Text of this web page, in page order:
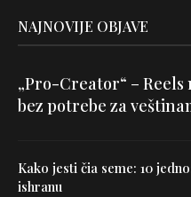
NAJNOVIJE OBJAVE
„Pro-Creator“ –
bez potrebe za
Kako jesti čia seme: 10
ishranu